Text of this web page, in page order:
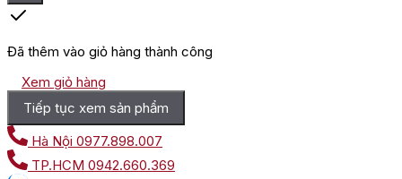
Đã thêm vào giỏ hàng thành công
Xem giỏ hàng
Tiếp tục xem sản phẩm
Hà Nội 0977.898.007
TP.HCM 0942.660.369